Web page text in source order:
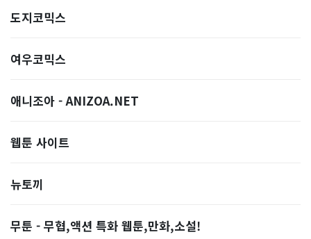
도지코믹스
여우코믹스
애니조아 - ANIZOA.NET
웹툰 사이트
뉴토끼
무툰 - 무협,액션 특화 웹툰,만화,소설!